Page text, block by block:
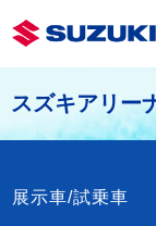
スズキアリー
展示車/試乗車